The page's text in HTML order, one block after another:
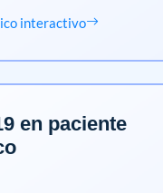
interactivo
en paciente